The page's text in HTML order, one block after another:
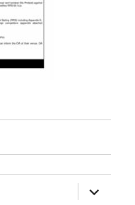
ouvrir
le